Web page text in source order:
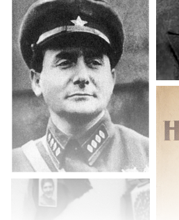
с камелиями»). Пьеса «Клоп» в
Последняя встреча с Маяковским в
в Париже в связи со смертью